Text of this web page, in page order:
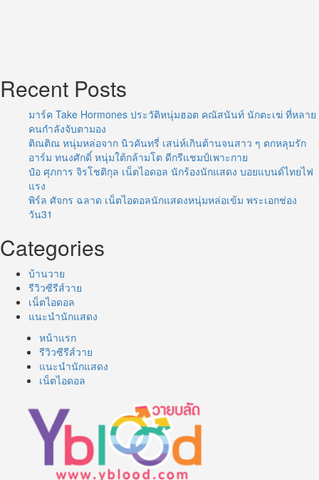
Recent Posts
มาร์ค Take Hormones ประวัติหนุ่มฮอต คณัสนันท์ นักตะเฆ่ ที่หลาย
คนกำลังจับตามอง
ติณติณ หนุ่มหล่อจาก นิวคันทรี่ เสน่ห์เกินต้านจนสาว ๆ ตกหลุมรัก
อาร์ม ทนงศักดิ์ หนุ่มใต้กล้ามโต ดีกรีแชมป์เพาะกาย
ป๋อ ศุภการ จิรโชติกุล เน็ตไอดอล นักร้องนักแสดง บอยแบนด์ไทยไฟ
แรง
พิร์ล ศัจกร ฉลาด เน็ตไอดอลนักแสดงหนุ่มหล่อเข้ม พระเอกช่อง
วัน31
Categories
บ้านวาย
รีวิวซีรีส์วาย
เน็ตไอดอล
แนะนำนักแสดง
หน้าแรก
รีวิวซีรีส์วาย
แนะนำนักแสดง
เน็ตไอดอล